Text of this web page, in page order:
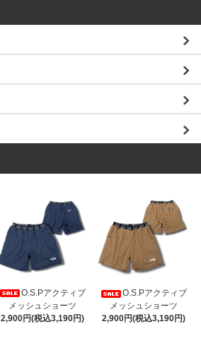
O.S.Pアクティブ
メッシュショーツ
2,900円(税込3,190円)
O.S.Pアクティブ
メッシュショーツ
2,900円(税込3,190円)